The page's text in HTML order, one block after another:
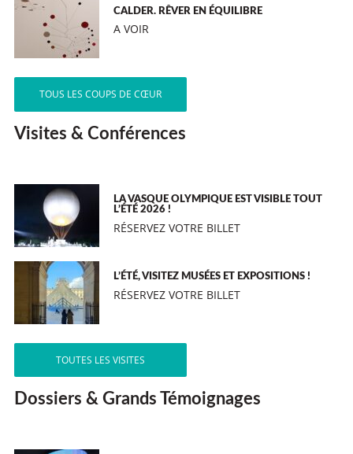
CALDER. RÊVER EN ÉQUILIBRE
A VOIR
TOUS LES COUPS DE CŒUR
Visites & Conférences
LA VASQUE OLYMPIQUE EST VISIBLE TOUT
L’ÉTÉ 2026 !
RÉSERVEZ VOTRE BILLET
L’ÉTÉ, VISITEZ MUSÉES ET EXPOSITIONS !
RÉSERVEZ VOTRE BILLET
TOUTES LES VISITES
Dossiers & Grands Témoignages